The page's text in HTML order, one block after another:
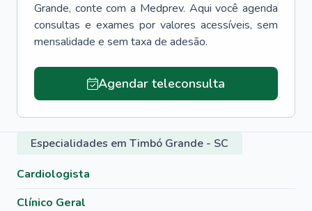
Grande, conte com a Medprev. Aqui você agenda
consultas e exames por valores acessíveis, sem
mensalidade e sem taxa de adesão.
Agendar teleconsulta
Especialidades em Timbó Grande - SC
Cardiologista
Clínico Geral